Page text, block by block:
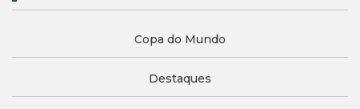
Copa do Mundo
Destaques